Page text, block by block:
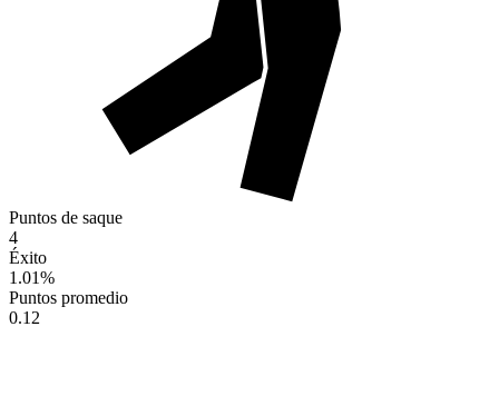
Puntos de saque
4
Éxito
1.01%
Puntos promedio
0.12